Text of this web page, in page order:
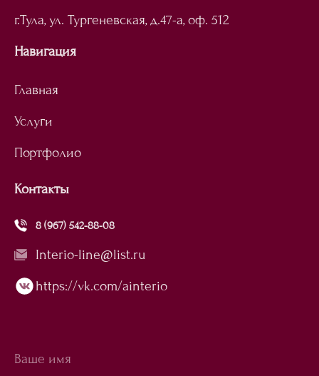
г.Тула, ул. Тургеневская,д.47-а, оф. 512
Навигация
Главная
Услуги
Портфолио
Контакты
8 (967) 542-88-08
Interio-line@list.ru
https://vk.com/ainterio